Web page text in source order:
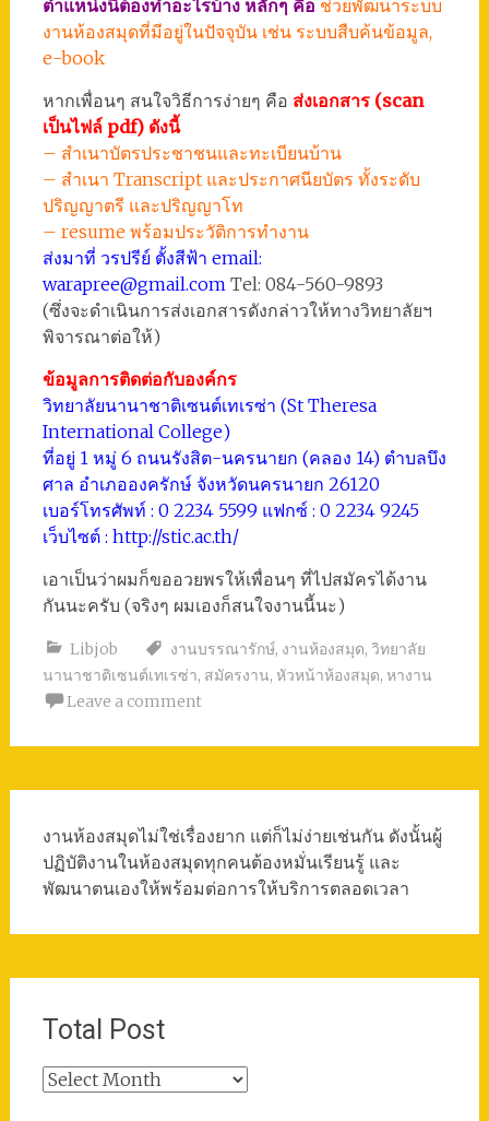
ตำแหน่งนี้ต้องทำอะไรบ้าง หลักๆ คือ ช่วยพัฒนาระบบ
งานห้องสมุดที่มีอยู่ในปัจจุบัน เช่น ระบบสืบค้นข้อมูล,
e-book
หากเพื่อนๆ สนใจวิธีการง่ายๆ คือ ส่งเอกสาร (scan
เป็นไฟล์ pdf) ดังนี้
– สำเนาบัตรประชาชนและทะเบียนบ้าน
– สำเนา Transcript และประกาศนียบัตร ทั้งระดับ
ปริญญาตรี และปริญญาโท
– resume พร้อมประวัติการทำงาน
ส่งมาที่ วรปรีย์ ตั้งสีฟ้า email:
warapree@gmail.com Tel: 084-560-9893
(ซึ่งจะดำเนินการส่งเอกสารดังกล่าวให้ทางวิทยาลัยฯ
พิจารณาต่อให้)
ข้อมูลการติดต่อกับองค์กร
วิทยาลัยนานาชาติเซนต์เทเรซ่า (St Theresa
International College)
ที่อยู่ 1 หมู่ 6 ถนนรังสิต-นครนายก (คลอง 14) ตำบลบึง
ศาล อำเภอองครักษ์ จังหวัดนครนายก 26120
เบอร์โทรศัพท์ : 0 2234 5599 แฟกซ์ : 0 2234 9245
เว็บไซต์ : http://stic.ac.th/
เอาเป็นว่าผมก็ขออวยพรให้เพื่อนๆ ที่ไปสมัครได้งาน
กันนะครับ (จริงๆ ผมเองก็สนใจงานนี้นะ)
Libjob งานบรรณารักษ์, งานห้องสมุด, วิทยาลัย
นานาชาติเซนต์เทเรซ่า, สมัครงาน, หัวหน้าห้องสมุด, หางาน
Leave a comment
งานห้องสมุดไม่ใช่เรื่องยาก แต่ก็ไม่ง่ายเช่นกัน ดังนั้นผู้
ปฏิบัติงานในห้องสมุดทุกคนต้องหมั่นเรียนรู้ และ
พัฒนาตนเองให้พร้อมต่อการให้บริการตลอดเวลา
Total Post
Total